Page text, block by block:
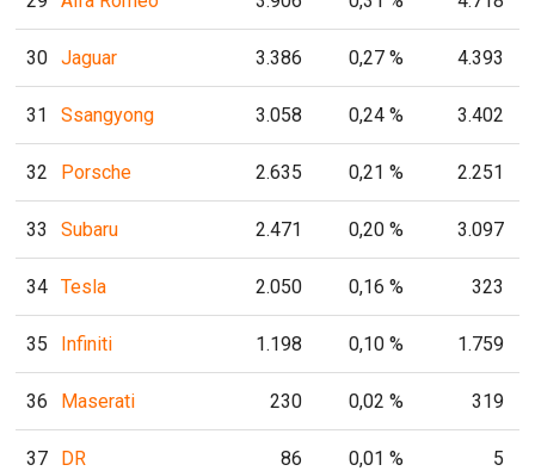
30 Jaguar 3.386 0,27 % 4.393
31 Ssangyong 3.058 0,24 % 3.402
32 Porsche 2.635 0,21 % 2.251
33 Subaru 2.471 0,20 % 3.097
34 Tesla 2.050 0,16 % 323
35 Infiniti 1.198 0,10 % 1.759
36 Maserati 230 0,02 % 319
37 DR 86 0,01 % 5